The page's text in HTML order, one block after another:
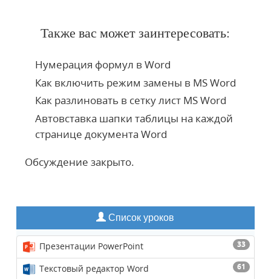
Также вас может заинтересовать:
Нумерация формул в Word
Как включить режим замены в MS Word
Как разлиновать в сетку лист MS Word
Автовставка шапки таблицы на каждой
странице документа Word
Обсуждение закрыто.
Список уроков
33
Презентации PowerPoint
61
Текстовый редактор Word